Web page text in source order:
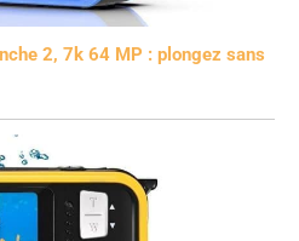
2, 7k 64 MP : plongez sans